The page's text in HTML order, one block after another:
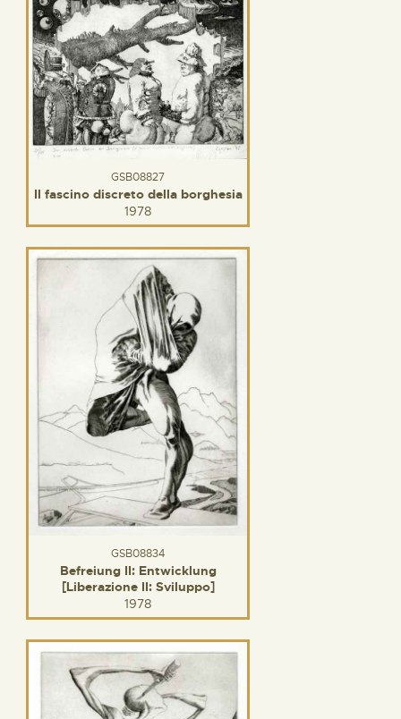
GSB08827
Il fascino discreto della borghesia
1978
GSB08834
Befreiung II: Entwicklung
[Liberazione II: Sviluppo]
1978